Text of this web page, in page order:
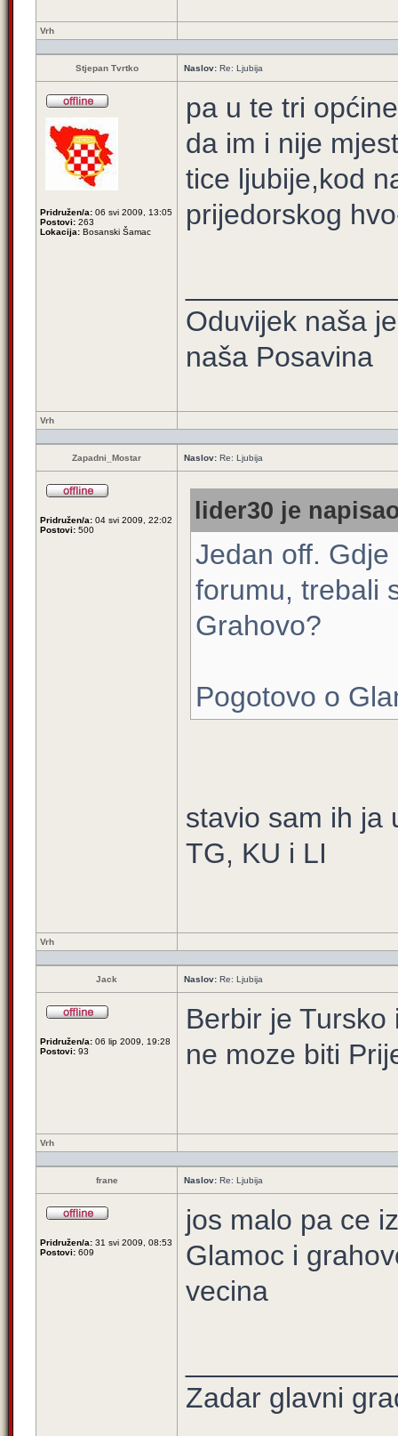
Vrh
Stjepan Tvrtko Naslov: Re: Ljubija
Pridružen/a: 06 svi 2009, 13:05
Postovi: 263
Lokacija: Bosanski Šamac
pa u te tri
da im i nije
tice ljubije,kod
prijedorskog
Oduvijek naša
naša Posavina
Vrh
Zapadni_Mostar Naslov: Re: Ljubija
Pridružen/a: 04 svi 2009, 22:02
Postovi: 500
lider30 je
Jedan off.
forumu, trebali
Grahovo?
Pogotovo o
stavio sam ih ja
TG, KU i LI
Vrh
Jack Naslov: Re: Ljubija
Pridružen/a: 06 lip 2009, 19:28
Postovi: 93
Berbir je
ne moze biti
Vrh
frane Naslov: Re: Ljubija
Pridružen/a: 31 svi 2009, 08:53
Postovi: 609
jos malo pa ce
Glamoc i
vecina
Zadar glavni